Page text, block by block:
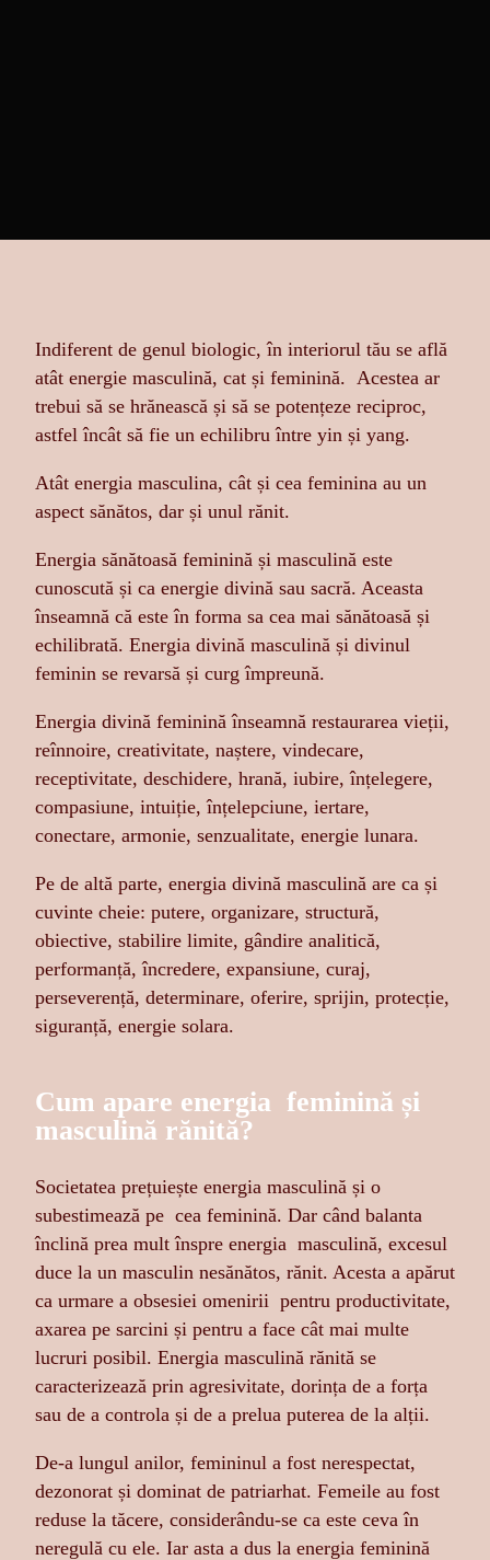
Indiferent de genul biologic, în interiorul tău se află
atât energie masculină, cat și feminină. Acestea ar
trebui să se hrănească și să se potențeze reciproc,
astfel încât să fie un echilibru între yin și yang.
Atât energia masculina, cât și cea feminina au un
aspect sănătos, dar și unul rănit.
Energia sănătoasă feminină și masculină este
cunoscută și ca energie divină sau sacră. Aceasta
înseamnă că este în forma sa cea mai sănătoasă și
echilibrată. Energia divină masculină și divinul
feminin se revarsă și curg împreună.
Energia divină feminină înseamnă restaurarea vieții,
reînnoire, creativitate, naștere, vindecare,
receptivitate, deschidere, hrană, iubire, înțelegere,
compasiune, intuiție, înțelepciune, iertare,
conectare, armonie, senzualitate, energie lunara.
Pe de altă parte, energia divină masculină are ca și
cuvinte cheie: putere, organizare, structură,
obiective, stabilire limite, gândire analitică,
performanță, încredere, expansiune, curaj,
perseverență, determinare, oferire, sprijin, protecție,
siguranță, energie solara.
Cum apare energia feminină și
masculină rănită?
Societatea prețuiește energia masculină și o
subestimează pe cea feminină. Dar când balanta
înclină prea mult înspre energia masculină, excesul
duce la un masculin nesănătos, rănit. Acesta a apărut
ca urmare a obsesiei omenirii pentru productivitate,
axarea pe sarcini și pentru a face cât mai multe
lucruri posibil. Energia masculină rănită se
caracterizează prin agresivitate, dorința de a forța
sau de a controla și de a prelua puterea de la alții.
De-a lungul anilor, femininul a fost nerespectat,
dezonorat și dominat de patriarhat. Femeile au fost
reduse la tăcere, considerându-se ca este ceva în
neregulă cu ele. Iar asta a dus la energia feminină